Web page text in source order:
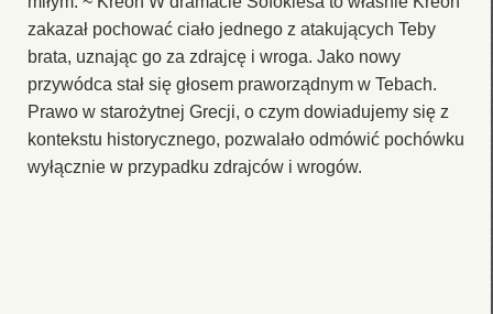
zakazał pochować ciało jednego z atakujących Teby
brata, uznając go za zdrajcę i wroga. Jako nowy
przywódca stał się głosem praworządnym w Tebach.
Prawo w starożytnej Grecji, o czym dowiadujemy się z
kontekstu historycznego, pozwalało odmówić pochówku
wyłącznie w przypadku zdrajców i wrogów.